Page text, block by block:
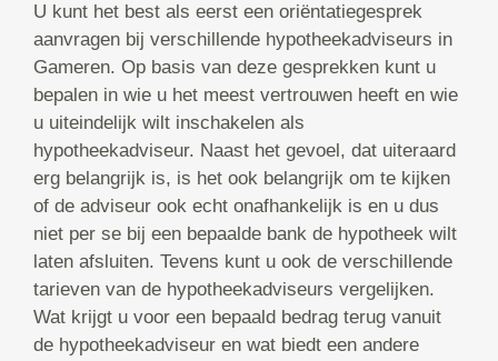
U kunt het best als eerst een oriëntatiegesprek
aanvragen bij verschillende hypotheekadviseurs in
Gameren. Op basis van deze gesprekken kunt u
bepalen in wie u het meest vertrouwen heeft en wie
u uiteindelijk wilt inschakelen als
hypotheekadviseur. Naast het gevoel, dat uiteraard
erg belangrijk is, is het ook belangrijk om te kijken
of de adviseur ook echt onafhankelijk is en u dus
niet per se bij een bepaalde bank de hypotheek wilt
laten afsluiten. Tevens kunt u ook de verschillende
tarieven van de hypotheekadviseurs vergelijken.
Wat krijgt u voor een bepaald bedrag terug vanuit
de hypotheekadviseur en wat biedt een andere